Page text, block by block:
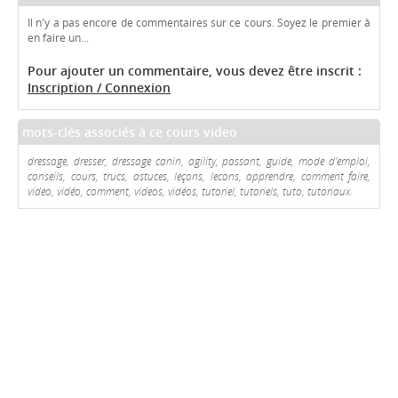
Il n'y a pas encore de commentaires sur ce cours. Soyez le premier à
en faire un...
Pour ajouter un commentaire, vous devez être inscrit :
Inscription / Connexion
mots-clés associés à ce cours video
dressage, dresser, dressage canin, agility, passant, guide, mode d'emploi,
conseils, cours, trucs, astuces, leçons, lecons, apprendre, comment faire,
video, vidéo, comment, videos, vidéos, tutoriel, tutoriels, tuto, tutoriaux.